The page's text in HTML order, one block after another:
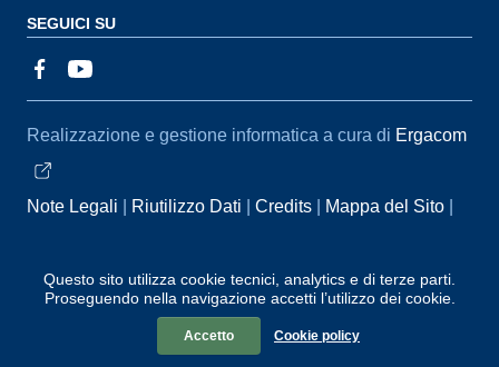
Questo sito utilizza cookie tecnici, analytics e di terze parti.
Proseguendo nella navigazione accetti l’utilizzo dei cookie.
Accetto Cookie policy
SEGUICI SU
Sezione Link Utili
Realizzazione e gestione informatica a cura di Ergacom
Note Legali Riutilizzo Dati Credits
Mappa del Sito
Segnalazioni
Statistiche accessi
Dichiarazione di
Accessibilità